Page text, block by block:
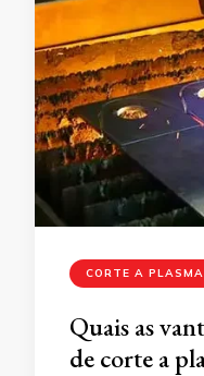
CORTE A PLASMA
Quais as
de corte a